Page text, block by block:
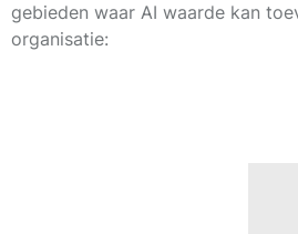
gebieden waar AI waarde kan
organisatie: